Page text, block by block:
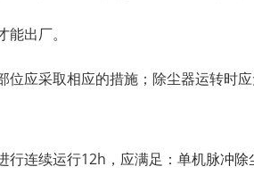
出厂。
应采取相应的措施；除尘器运转时
行连续运行12h，应满足：单机脉冲除